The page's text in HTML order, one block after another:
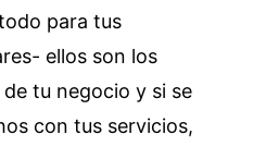
para tus
ellos son los
tu negocio y si se
con tus servicios,